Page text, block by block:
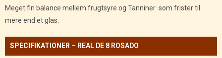
Meget fin balance mellem frugtsyre og Tanniner som frister til
mere end et glas.
SPECIFIKATIONER – REAL DE 8 ROSADO